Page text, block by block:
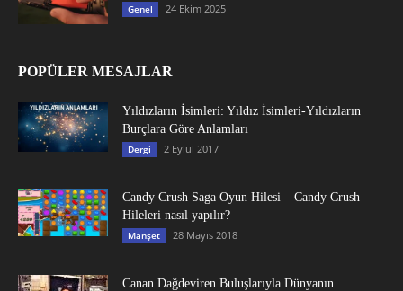
Genel 24 Ekim 2025
POPÜLER MESAJLAR
Yıldızların İsimleri: Yıldız İsimleri-Yıldızların
Burçlara Göre Anlamları
Dergi 2 Eylül 2017
Candy Crush Saga Oyun Hilesi – Candy Crush
Hileleri nasıl yapılır?
Manşet 28 Mayıs 2018
Canan Dağdeviren Buluşlarıyla Dünyanın